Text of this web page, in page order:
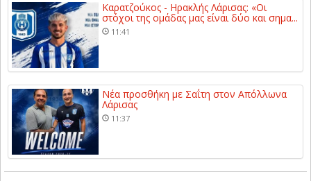
Καρατζούκος - Ηρακλής Λάρισας: «Οι
στόχοι της ομάδας μας είναι δύο και σημα...
11:41
Νέα προσθήκη με Σαΐτη στον Απόλλωνα
Λάρισας
11:37